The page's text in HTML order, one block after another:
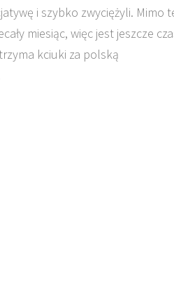
i szybko zwyciężyli. Mimo
miesiąc, więc jest jeszcze
kciuki za polską